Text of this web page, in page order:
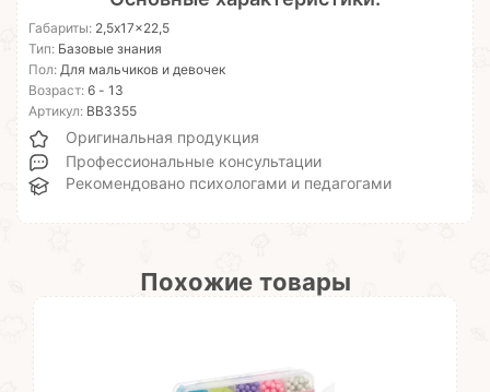
Габариты: 2,5x17x22,5
Тип: Базовые знания
Пол: Для мальчиков и девочек
Возраст: 6 - 13
Артикул: ВВ3355
Оригинальная продукция
Профессиональные консультации
Рекомендовано психологами и педагогами
Похожие товары